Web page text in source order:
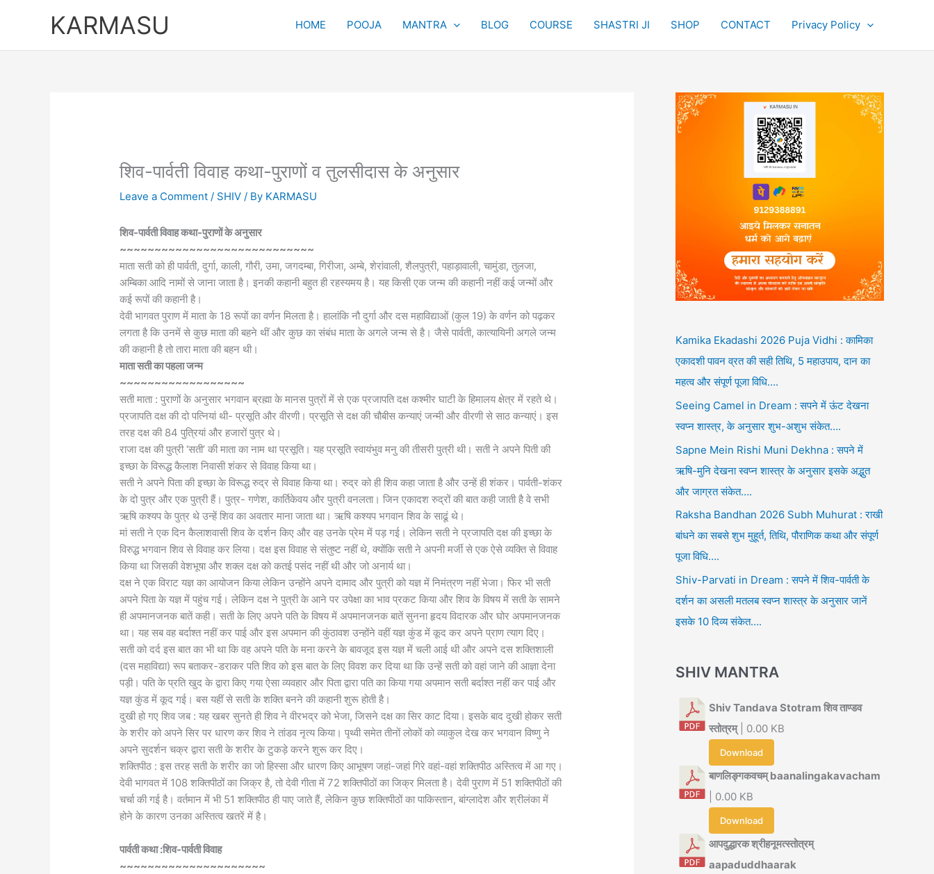
KARMASU HOME POOJA MANTRA BLOG COURSE SHASTRI JI SHOP CONTACT Privacy Policy
शिव-पार्वती विवाह कथा-पुराणों व तुलसीदास के अनुसार
Leave a Comment / SHIV / By KARMASU
शिव-पार्वती विवाह कथा-पुराणों के अनुसार
~~~~~~~~~~~~~~~~~~~~~~~~~~~~
माता सती को ही पार्वती, दुर्गा, काली, गौरी, उमा, जगदम्बा, गिरीजा, अम्बे, शेरांवाली, शैलपुत्री, पहाड़ावाली, चामुंडा, तुलजा,
अम्बिका आदि नामों से जाना जाता है। इनकी कहानी बहुत ही रहस्यमय है। यह किसी एक जन्म की कहानी नहीं कई जन्मों और
कई रूपों की कहानी है।
देवी भागवत पुराण में माता के 18 रूपों का वर्णन मिलता है। हालांकि नौ दुर्गा और दस महाविद्याओं (कुल 19) के वर्णन को पढ़कर
लगता है कि उनमें से कुछ माता की बहने थीं और कुछ का संबंध माता के अगले जन्म से है। जैसे पार्वती, कात्यायिनी अगले जन्म
की कहानी है तो तारा माता की बहन थी।
माता सती का पहला जन्म
~~~~~~~~~~~~~~~~~~
सती माता : पुराणों के अनुसार भगवान ब्रह्मा के मानस पुत्रों में से एक प्रजापति दक्ष कश्मीर घाटी के हिमालय क्षेत्र में रहते थे।
प्रजापति दक्ष की दो पत्नियां थी- प्रसूति और वीरणी। प्रसूति से दक्ष की चौबीस कन्याएं जन्मी और वीरणी से साठ कन्याएं। इस
तरह दक्ष की 84 पुत्रियां और हजारों पुत्र थे।
राजा दक्ष की पुत्री ‘सती’ की माता का नाम था प्रसूति। यह प्रसूति स्वायंभुव मनु की तीसरी पुत्री थी। सती ने अपने पिती की
इच्छा के विरूद्ध कैलाश निवासी शंकर से विवाह किया था।
सती ने अपने पिता की इच्छा के विरूद्ध रुद्र से विवाह किया था। रुद्र को ही शिव कहा जाता है और उन्हें ही शंकर। पार्वती-शंकर
के दो पुत्र और एक पुत्री हैं। पुत्र- गणेश, कार्तिकेवय और पुत्री वनलता। जिन एकादश रुद्रों की बात कही जाती है वे सभी
ऋषि कश्यप के पुत्र थे उन्हें शिव का अवतार माना जाता था। ऋषि कश्यप भगवान शिव के साढूं थे।
मां सती ने एक दिन कैलाशवासी शिव के दर्शन किए और वह उनके प्रेम में पड़ गई। लेकिन सती ने प्रजापति दक्ष की इच्छा के
विरुद्ध भगवान शिव से विवाह कर लिया। दक्ष इस विवाह से संतुष्ट नहीं थे, क्योंकि सती ने अपनी मर्जी से एक ऐसे व्यक्ति से विवाह
किया था जिसकी वेशभूषा और शक्ल दक्ष को कतई पसंद नहीं थी और जो अनार्य था।
दक्ष ने एक विराट यज्ञ का आयोजन किया लेकिन उन्होंने अपने दामाद और पुत्री को यज्ञ में निमंत्रण नहीं भेजा। फिर भी सती
अपने पिता के यज्ञ में पहुंच गई। लेकिन दक्ष ने पुत्री के आने पर उपेक्षा का भाव प्रकट किया और शिव के विषय में सती के सामने
ही अपमानजनक बातें कही। सती के लिए अपने पति के विषय में अपमानजनक बातें सुनना हृदय विदारक और घोर अपमानजनक
था। यह सब वह बर्दाश्त नहीं कर पाई और इस अपमान की कुंठावश उन्होंने वहीं यज्ञ कुंड में कूद कर अपने प्राण त्याग दिए।
सती को दर्द इस बात का भी था कि वह अपने पति के मना करने के बावजूद इस यज्ञ में चली आई थी और अपने दस शक्तिशाली
(दस महाविद्या) रूप बताकर-डराकर पति शिव को इस बात के लिए विवश कर दिया था कि उन्हें सती को वहां जाने की आज्ञा देना
पड़ी। पति के प्रति खुद के द्वारा किए गया ऐसा व्यवहार और पिता द्वारा पति का किया गया अपमान सती बर्दाश्त नहीं कर पाई और
यज्ञ कुंड में कूद गई। बस यहीं से सती के शक्ति बनने की कहानी शुरू होती है।
दुखी हो गए शिव जब : यह खबर सुनते ही शिव ने वीरभद्र को भेजा, जिसने दक्ष का सिर काट दिया। इसके बाद दुखी होकर सती
के शरीर को अपने सिर पर धारण कर शिव ने तांडव नृत्य किया। पृथ्वी समेत तीनों लोकों को व्याकुल देख कर भगवान विष्णु ने
अपने सुदर्शन चक्र द्वारा सती के शरीर के टुकड़े करने शुरू कर दिए।
शक्तिपीठ : इस तरह सती के शरीर का जो हिस्सा और धारण किए आभूषण जहां-जहां गिरे वहां-वहां शक्तिपीठ अस्तित्व में आ गए।
देवी भागवत में 108 शक्तिपीठों का जिक्र है, तो देवी गीता में 72 शक्तिपीठों का जिक्र मिलता है। देवी पुराण में 51 शक्तिपीठों की
चर्चा की गई है। वर्तमान में भी 51 शक्तिपीठ ही पाए जाते हैं, लेकिन कुछ शक्तिपीठों का पाकिस्तान, बांग्लादेश और श्रीलंका में
होने के कारण उनका अस्तित्व खतरें में है।
पार्वती कथा :शिव-पार्वती विवाह
~~~~~~~~~~~~~~~~~~~~~
Kamika Ekadashi 2026 Puja Vidhi : कामिका
एकादशी पावन व्रत की सही तिथि, 5 महाउपाय, दान का
महत्व और संपूर्ण पूजा विधि….
Seeing Camel in Dream : सपने में ऊंट देखना
स्वप्न शास्त्र, के अनुसार शुभ-अशुभ संकेत….
Sapne Mein Rishi Muni Dekhna : सपने में
ऋषि-मुनि देखना स्वप्न शास्त्र के अनुसार इसके अद्भुत
और जाग्रत संकेत….
Raksha Bandhan 2026 Subh Muhurat : राखी
बांधने का सबसे शुभ मुहूर्त, तिथि, पौराणिक कथा और संपूर्ण
पूजा विधि….
Shiv-Parvati in Dream : सपने में शिव-पार्वती के
दर्शन का असली मतलब स्वप्न शास्त्र के अनुसार जानें
इसके 10 दिव्य संकेत….
SHIV MANTRA
Shiv Tandava Stotram शिव ताण्डव
स्तोत्रम्| 0.00 KB
Download
बाणलिङ्गकवचम् baanalingakavacham
| 0.00 KB
Download
आपदुद्धारक श्रीहनूमत्स्तोत्रम्
aapaduddhaarak